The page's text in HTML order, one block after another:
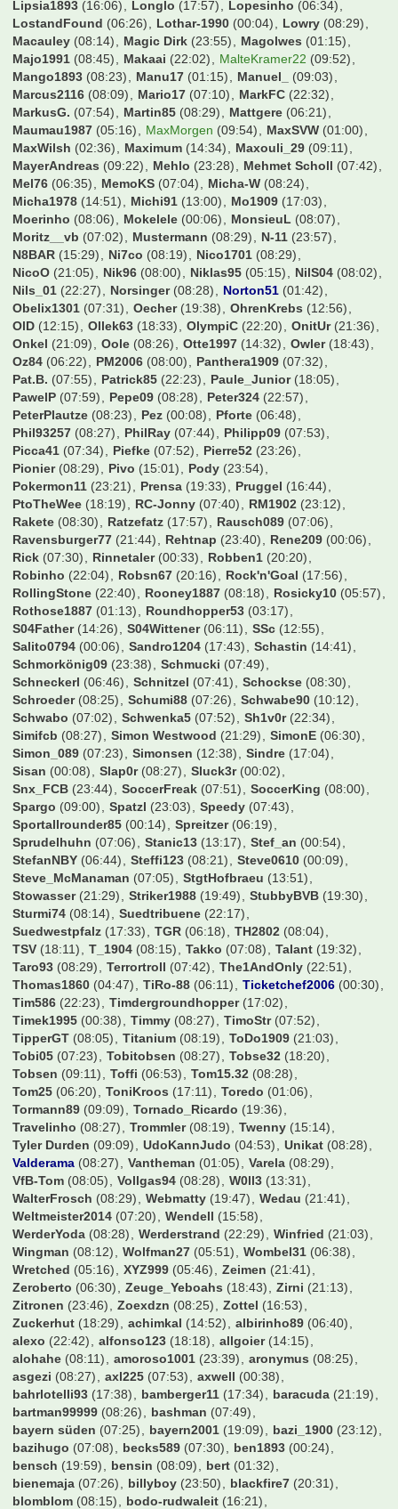
Kosseher76(23:04) Kugelblitz(07:31) Kundelinho(08:25)
Larsinio(23:32) Lassesen(14:53) Lawless3012(08:25)
Legendenstatus(18:53) Leipziger(07:37)
Lemmo1984(21:35) Lenni00726(17:55) Leo90(19:57)
Lexus1893(07:28) Lina2727 (11:16) Linho(13:58)
Lipsia1893(16:06) Longlo(17:57) Lopesinho(06:34)
LostandFound(06:26) Lothar-1990 (00:04) Lowry(08:29)
Macauley(08:14) Magic Dirk(23:55) Magolwes(01:15)
Majo1991 (08:45) Makaai(22:02) MalteKramer22 (09:52)
Mango1893(08:23) Manu17(01:15) Manuel_(09:03)
Marcus2116(08:09) Mario17(07:10) MarkFC(22:32)
MarkusG.(07:54) Martin85(08:29) Mattgere(06:21)
Maumau1987(05:16) MaxMorgen(09:54) MaxSVW(01:00)
MaxWilsh(02:36) Maximum(14:34) Maxouli_29(09:11)
MayerAndreas (09:22) Mehlo (23:28) Mehmet Scholl
Mel76(06:35) MemoKS(07:04) Micha-W(08:24)
Micha1978(14:51) Michi91(13:00) Mo1909(17:03)
Moerinho(08:06) Mokelele (00:06) MonsieuL(08:07)
Moritz__vb (07:02) Mustermann(08:29) N-11
(23:57)
N8BAR(15:29) Ni7co(08:19) Nico1701(08:29)
NicoO(21:05) Nik96(08:00) Niklas95(05:15) NilS04
Nils_01(22:27) Norsinger(08:28) Norton51(01:42)
Obelix1301(07:31) Oecher(19:38) OhrenKrebs
OlD(12:15) Ollek63 (18:33) OlympiC(22:20) OnitUr
Onkel(21:09) Oole(08:26) Otte1997(14:32) Owler
Oz84(06:22) PM2006(08:00) Panthera1909(07:32)
Pat.B.(07:55) Patrick85(22:23) Paule_Junior
PawelP(07:59) Pepe09(08:28) Peter324(22:57)
PeterPlautze(08:23) Pez(00:08) Pforte(06:48)
Phil93257(08:27) PhilRay(07:44) Philipp09(07:53)
Picca41(07:34) Piefke(07:52) Pierre52(23:26)
Pionier(08:29) Pivo(15:01) Pody(23:54)
Pokermon11(23:21) Prensa(19:33) Pruggel(16:44)
PtoTheWee(18:19) RC-Jonny(07:40) RM1902(23:12)
Rakete(08:30) Ratzefatz(17:57) Rausch089(07:06)
Ravensburger77(21:44) Rehtnap(23:40) Rene209
Rick(07:30) Rinnetaler(00:33) Robben1(20:20)
Robinho(22:04) Robsn67(20:16) Rock'n'Goal
RollingStone(22:40) Rooney1887(08:18) Rosicky10(05:57)
Rothose1887(01:13) Roundhopper53(03:17)
S04Father(14:26) S04Wittener(06:11) SSc(12:55)
Salito0794(00:06) Sandro1204(17:43) Schastin(14:41)
Schmorkönig09(23:38) Schmucki(07:49)
Schneckerl(06:46) Schnitzel (07:41) Schockse
Schroeder(08:25) Schumi88(07:26) Schwabe90(10:12)
Schwabo(07:02) Schwenka5 (07:52) Sh1v0r(22:34)
Simifcb(08:27) Simon Westwood(21:29) SimonE
Simon_089(07:23) Simonsen(12:38) Sindre(17:04)
Sisan(00:08) Slap0r(08:27) Sluck3r (00:02)
Snx_FCB(23:44) SoccerFreak(07:51) SoccerKing
Spargo(09:00) Spatzl(23:03) Speedy
(07:43)
Sportallrounder85(00:14) Spreitzer(06:19)
Sprudelhuhn(07:06) Stanic13(13:17) Stef_an(00:54)
StefanNBY(06:44) Steffi123 (08:21) Steve0610(00:09)
Steve_McManaman(07:05) StgtHofbraeu(13:51)
Stowasser(21:29) Striker1988(19:49) StubbyBVB(19:30)
Sturmi74(08:14) Suedtribuene(22:17)
Suedwestpfalz(17:33) TGR(06:18) TH2802(08:04)
TSV(18:11) T_1904(08:15) Takko (07:08) Talant(19:32)
Taro93 (08:29) Terrortroll(07:42) The1AndOnly(22:51)
Thomas1860(04:47) TiRo-88 (06:11) Ticketchef2006
Tim586 (22:23) Timdergroundhopper(17:02)
Timek1995(00:38) Timmy(08:27) TimoStr(07:52)
TipperGT(08:05) Titanium(08:19) ToDo1909 (21:03)
Tobi05(07:23) Tobitobsen(08:27) Tobse32
(18:20)
Tobsen(09:11) Toffi(06:53) Tom15.32(08:28)
Tom25(06:20) ToniKroos(17:11) Toredo (01:06)
Tormann89(09:09) Tornado_Ricardo(19:36)
Travelinho(08:27) Trommler(08:19) Twenny
Tyler Durden(09:09) UdoKannJudo(04:53) Unikat (08:28)
Valderama(08:27) Vantheman(01:05) Varela(08:29)
VfB-Tom(08:05) Vollgas94(08:28) W0ll3(13:31)
WalterFrosch(08:29) Webmatty(19:47) Wedau(21:41)
Weltmeister2014
(07:20) Wendell (15:58)
WerderYoda(08:28) Werderstrand(22:29) Winfried(21:03)
Wingman(08:12) Wolfman27(05:51) Wombel31(06:38)
Wretched(05:16) XYZ999(05:46) Zeimen(21:41)
Zeroberto(06:30) Zeuge_Yeboahs(18:43) Zirni
Zitronen(23:46) Zoexdzn(08:25) Zottel(16:53)
Zuckerhut(18:29) achimkal(14:52) albirinho89
alexo(22:42) alfonso123(18:18) allgoier
(14:15)
alohahe(08:11) amoroso1001(23:39) aronymus(08:25)
asgezi(08:27) axl225(07:53) axwell(00:38)
bahrlotelli93(17:38) bamberger11(17:34) baracuda(21:19)
bartman99999(08:26) bashman(07:49)